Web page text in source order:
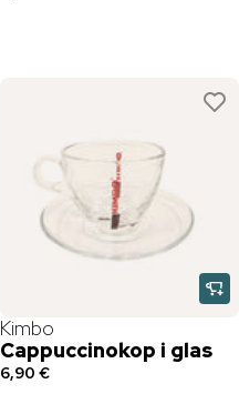
Kimbo
Cappuccinokop i glas
6,90 €